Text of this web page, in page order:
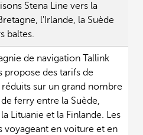
Stena Line vers la
l'Irlande, la Suède
baltes.
de navigation Tallink
propose des tarifs de
sur un grand nombre
ferry entre la Suède,
Lituanie et la Finlande. Les
voyageant en voiture et en